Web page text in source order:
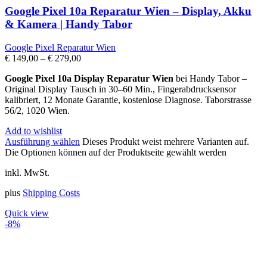
Google Pixel 10a Reparatur Wien – Display, Akku
& Kamera | Handy Tabor
Google Pixel Reparatur Wien
€ 149,00 – € 279,00
Google Pixel 10a Display Reparatur Wien bei Handy Tabor –
Original Display Tausch in 30–60 Min., Fingerabdrucksensor
kalibriert, 12 Monate Garantie, kostenlose Diagnose. Taborstrasse
56/2, 1020 Wien.
Add to wishlist
Ausführung wählen Dieses Produkt weist mehrere Varianten auf.
Die Optionen können auf der Produktseite gewählt werden
inkl. MwSt.
plus Shipping Costs
Quick view
-8%